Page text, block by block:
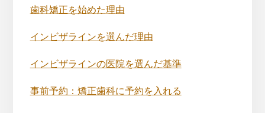
歯科矯正を始めた理由
インビザラインを選んだ理由
インビザラインの医院を選んだ基準
事前予約：矯正歯科に予約を入れる